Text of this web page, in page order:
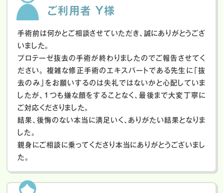
ご利用者 Y様
手術前は何かとご相談させていただき、誠にありがとうござ
いました。
プロテーゼ抜去の手術が終わりましたのでご報告させてく
ださい。
複雑な修正手術のエキスパートである先生に「抜
去のみ」をお願いするのは失礼ではないかと心配していま
したが、１つも嫌な顔をすることなく、最後まで大変丁寧に
ご対応くださりました。
結果、後悔のない本当に満足いく、ありがたい結果となりま
した。
親身にご相談に乗ってくださり本当にありがとうございまし
た。